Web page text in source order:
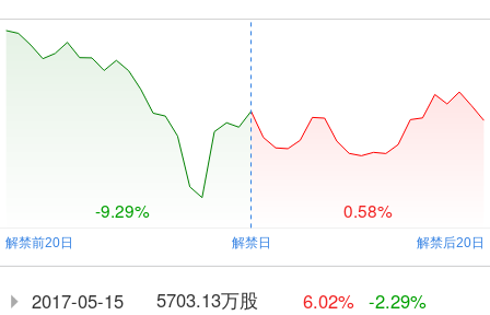
-9.29% 0.58%
2017-05-15 5703.13万股 6.02% -2.29%